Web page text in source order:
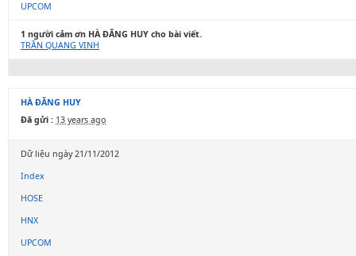
UPCOM
1 người cảm ơn HÀ ĐĂNG HUY cho bài viết.
TRẦN QUANG VINH
HÀ ĐĂNG HUY
Đã gửi : 13 years ago
Dữ liệu ngày 21/11/2012
Index
HOSE
HNX
UPCOM